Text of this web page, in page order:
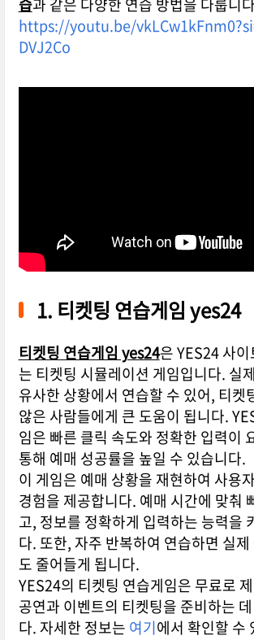
습과 같은 다양한 연습 방법을 다룹니
https://youtu.be/
DVJ2Co
1. 티켓팅 연습게임 yes24
티켓팅 연습게임 yes24은 YES24 사
는 티켓팅 시뮬레이션 게임입니다. 실
유사한 상황에서 연습할 수 있어, 티켓
않은 사람들에게 큰 도움이 됩니다.
임은 빠른 클릭 속도와 정확한 입력이
통해 예매 성공률을 높일 수 있습니다.
이 게임은 예매 상황을 재현하여 사용
경험을 제공합니다. 예매 시간에 맞춰
고, 정보를 정확하게 입력하는 능력을
다. 또한, 자주 반복하여 연습하면 실
도 줄어들게 됩니다.
YES24의 티켓팅 연습게임은 무료로
공연과 이벤트의 티켓팅을 준비하는
다. 자세한 정보는 여기에서 확인할 수